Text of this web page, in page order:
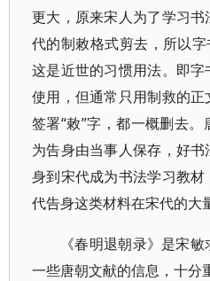
更大，原来宋人为了学习
代的制敕格式剪去，所以
这是近世的习惯用法。即
使用，但通常只用制救的
签署“敕”字，都一概删去
为告身由当事人保存，好
身到宋代成为书法学习教
代告身这类材料在宋代的大
《春明退朝录》是宋
一些唐朝文献的信息，十分